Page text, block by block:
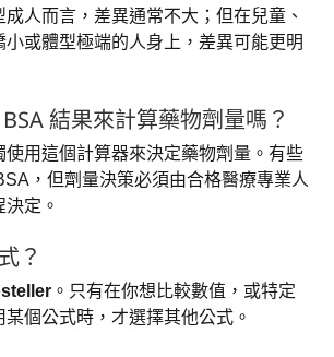
人而言，差異通常不大；但在兒童、
小或體型極端的人身上，差異可能更明
結果來計算藥物劑量嗎？
使用這個計算器來決定藥物劑量。有些
，但劑量決策必須由合格醫療專業人
定。
？
。只有在你想比較數值，或特定
個公式時，才選擇其他公式。